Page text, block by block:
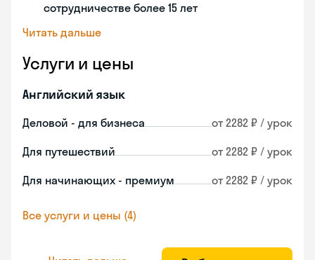
сотрудничестве более 15 лет
Читать дальше
Услуги и цены
Английский язык
Деловой - для бизнеса от 2282 ₽ / урок
Для путешествий от 2282 ₽ / урок
Для начинающих - премиум от 2282 ₽ / урок
Все услуги и цены (4)